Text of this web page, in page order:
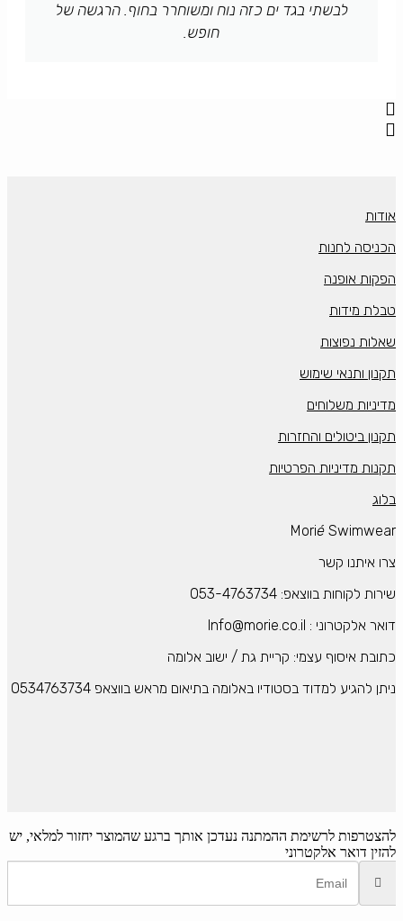
לבשתי בגד ים כזה נוח ומשוחרר בחוף. הרגשה של
חופש.
אודות
הכניסה לחנות
הפקות אופנה
טבלת מידות
שאלות נפוצות
תקנון ותנאי שימוש
מדיניות משלוחים
תקנון ביטולים והחזרות
תקנות מדיניות הפרטיות
בלוג
Morié Swimwear
צרו איתנו קשר
שירות לקוחות בווצאפ: 053-4763734
דואר אלקטרוני : Info@morie.co.il
כתובת איסוף עצמי: קריית גת / ישוב אלומה
ניתן להגיע למדוד בסטודיו באלומה בתיאום מראש בווצאפ 0534763734
להצטרפות לרשימת ההמתנה נעדכן אותך ברגע שהמוצר יחזור למלאי, יש
להזין דואר אלקטרוני